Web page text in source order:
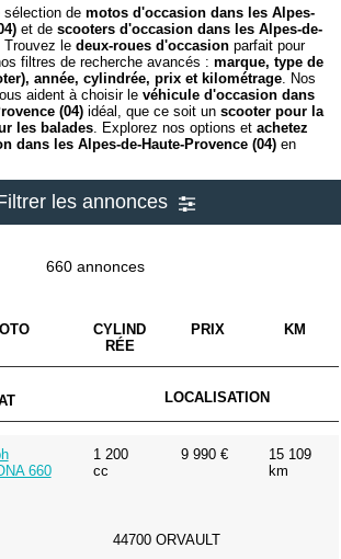
sélection de motos d'occasion dans les Alpes-
et de scooters d'occasion dans les Alpes-de-
Trouvez le deux-roues d'occasion parfait pour
filtres de recherche avancés : marque, type de
année, cylindrée, prix et kilométrage. Nos
aident à choisir le véhicule d'occasion dans
(04) idéal, que ce soit un scooter pour la
les balades. Explorez nos options et achetez
dans les Alpes-de-Haute-Provence (04) en
les annonces
660 annonces
CYLIND
RÉE
PRIX KM
LOCALISATION
660
1 200
cc
9 990 €
15 109
km
44700 ORVAULT